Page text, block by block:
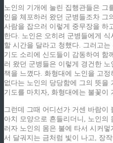
노인의 기개에 눌린 집행관들은 그
인을 체포하러 왔던 군병들조차 그
사람을 잡으러 이렇게 중무장을 하
한다. 노인은 오히려 군병들에게
할 시간을 달라고 청했다. 그러고
기도 소리에 신도들이 감동하여 함
러 왔던 군병들은 이렇게 경건한
책을 느꼈다. 화형대에 노인을 고
없다는 노인의 당당함에 그의 뜻을
기도를 마치자, 화형대에는 불꽃이
그런데 그때 어디선가 거센 바람이
아치 모양으로 흔들리더니, 노인의
러자 노인의 몸은 불에 타서 시커
서 달궈지는 금처럼 빛이 나고, 장